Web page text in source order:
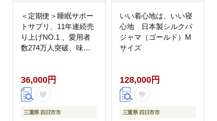
＜定期便＞睡眠サポー
トサプリ、11年連続売
り上げNO.1 、愛用者
数274万人突破、味の
本入り×2回発送（約60
日分）【三重県 三重 四
日市市 四日市 四日市市
ふるさと納税 四日市ふ
36,000円
三重県 四日市市
いい着心地は、いい寝
心地 日本製シルクパ
ジャマ（ゴールド）M
サイズ
128,000円
三重県 四日市市